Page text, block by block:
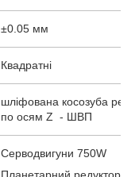
±0.05 мм
Квадратні
шліфована косозуба
по осям Z - ШВП
Серводвигуни 750W
Планетарний редуктор